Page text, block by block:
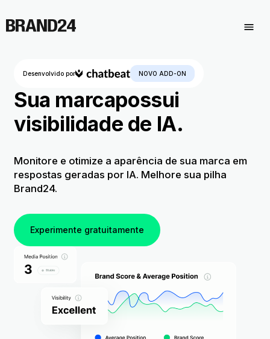
Desenvolvido por NOVO ADD-ON
Sua marcapossui
visibilidade de IA.
Monitore e otimize a aparência de sua marca em
respostas geradas por IA. Melhore sua pilha
Brand24.
Experimente gratuitamente